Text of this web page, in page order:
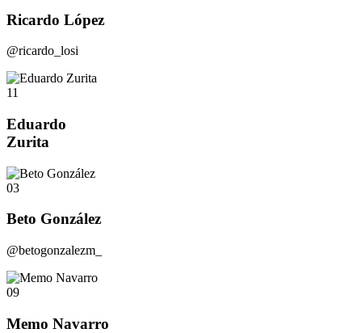
Ricardo López
@ricardo_losi
11
Eduardo
Zurita
03
Beto González
@betogonzalezm_
09
Memo Navarro